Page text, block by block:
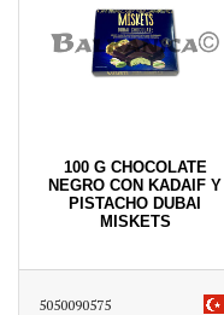
100 G CHOCOLATE
NEGRO CON KADAIF Y
PISTACHO DUBAI
MISKETS
5050090575